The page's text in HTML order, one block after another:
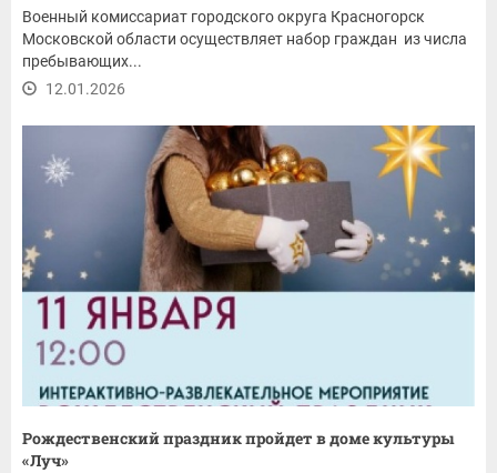
Военный комиссариат городского округа Красногорск
Московской области осуществляет набор граждан из числа
пребывающих...
12.01.2026
Рождественский праздник пройдет в доме культуры
«Луч»